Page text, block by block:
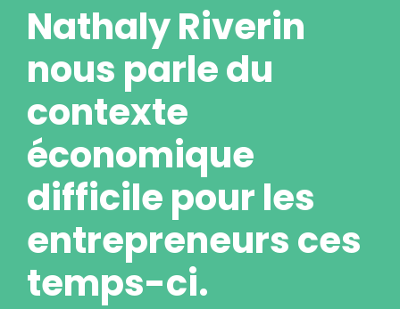
Nathaly Riverin
nous parle du
contexte
économique
difficile pour les
entrepreneurs ces
temps-ci.